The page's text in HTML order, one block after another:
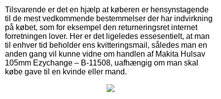
Tilsvarende er det en hjælp at køberen er hensynstagende
til de mest vedkommende bestemmelser der har indvirkning
på købet, som for eksempel den returneringsret internet
forretningen lover. Her er det ligeledes essesentielt, at man
til enhver tid beholder ens kvitteringsmail, således man en
anden gang vil kunne vidne om handlen af Makita Hulsav
105mm Ezychange – B-11508, uafhængig om man skal
købe gave til en kvinde eller mand.